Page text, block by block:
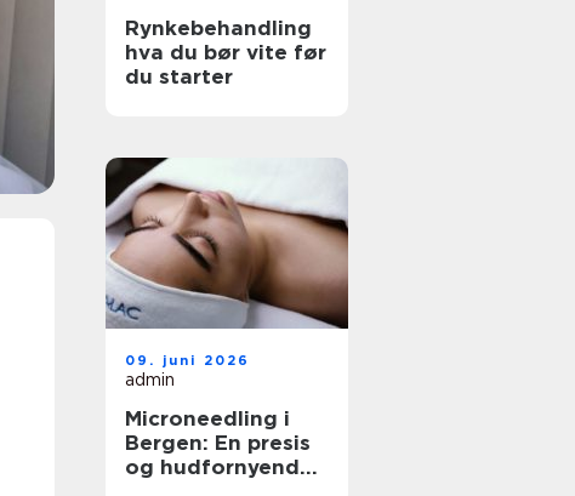
Rynkebehandling
hva du bør vite før
du starter
09. juni 2026
admin
Microneedling i
Bergen: En presis
og hudfornyende